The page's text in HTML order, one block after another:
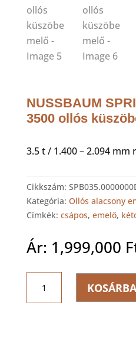
NUSSBAUM
3500 ollós
3.5 t / 1.400 – 2.094 mm
Cikkszám:
Kategória: Ollós alacsony
Címkék: csápos, emelő,
Ár: 1,999,000
SPRINTER
mobil